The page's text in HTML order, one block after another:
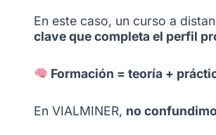
En este caso, un curso a
clave que completa el perfil
Formación = teoría +
En VIALMINER, no